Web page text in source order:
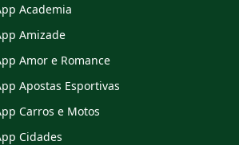
Academia
Amizade
Amor e Romance
Apostas Esportivas
Carros e Motos
Cidades